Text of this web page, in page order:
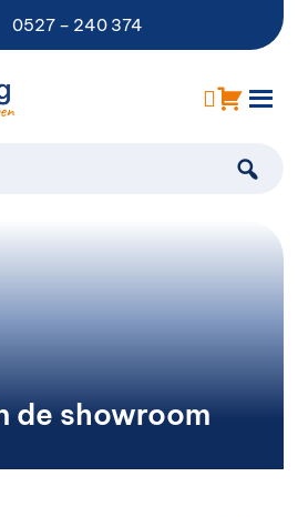
0527 – 240 374
de showroom